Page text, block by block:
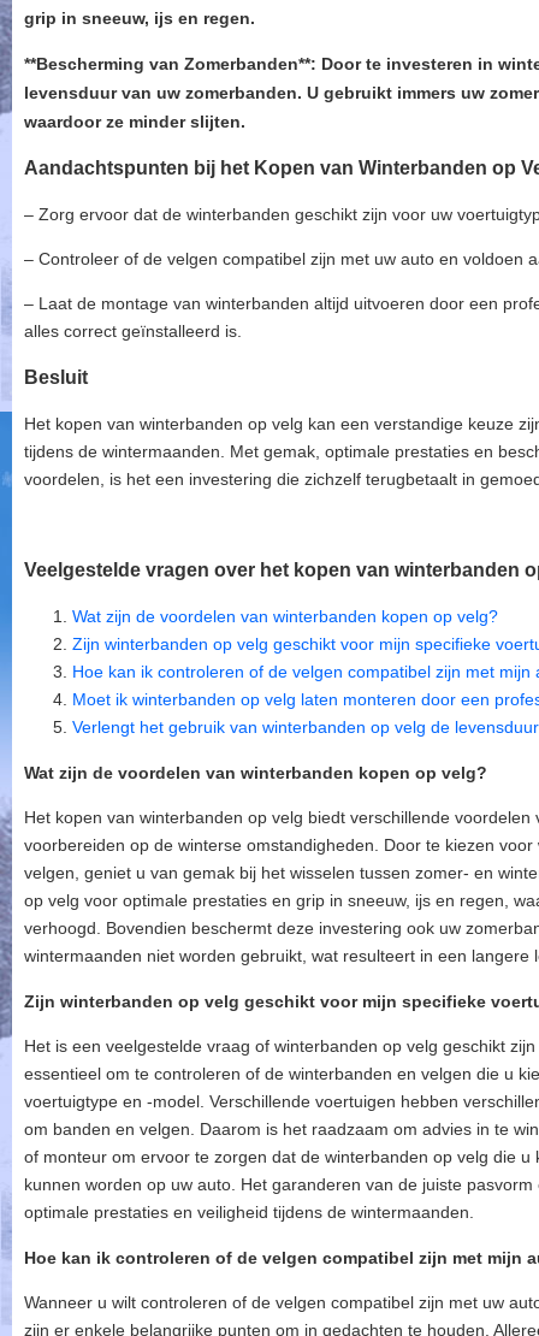
grip in sneeuw, ijs en regen.
**Bescherming van Zomerbanden**: Door te investeren in
levensduur van uw zomerbanden. U gebruikt immers uw
waardoor ze minder slijten.
Aandachtspunten bij het Kopen van Winterbanden op
– Zorg ervoor dat de winterbanden geschikt zijn voor uw
– Controleer of de velgen compatibel zijn met uw auto en voldoen
– Laat de montage van winterbanden altijd uitvoeren door een
alles correct geïnstalleerd is.
Besluit
Het kopen van winterbanden op velg kan een verstandige keuze
tijdens de wintermaanden. Met gemak, optimale prestaties en
voordelen, is het een investering die zichzelf terugbetaalt in
Veelgestelde vragen over het kopen van winterbanden
Wat zijn de voordelen van winterbanden kopen op velg?
Zijn winterbanden op velg geschikt voor mijn specifieke
Hoe kan ik controleren of de velgen compatibel zijn met mijn
Moet ik winterbanden op velg laten monteren door een
Verlengt het gebruik van winterbanden op velg de
Wat zijn de voordelen van winterbanden kopen op velg?
Het kopen van winterbanden op velg biedt verschillende
voorbereiden op de winterse omstandigheden. Door te kiezen
velgen, geniet u van gemak bij het wisselen tussen zomer- en
op velg voor optimale prestaties en grip in sneeuw, ijs en regen,
verhoogd. Bovendien beschermt deze investering ook uw
wintermaanden niet worden gebruikt, wat resulteert in een langere
Zijn winterbanden op velg geschikt voor mijn specifieke
Het is een veelgestelde vraag of winterbanden op velg geschikt
essentieel om te controleren of de winterbanden en velgen die u
voertuigtype en -model. Verschillende voertuigen hebben
om banden en velgen. Daarom is het raadzaam om advies in te
of monteur om ervoor te zorgen dat de winterbanden op velg die
kunnen worden op uw auto. Het garanderen van de juiste
optimale prestaties en veiligheid tijdens de wintermaanden.
Hoe kan ik controleren of de velgen compatibel zijn met mijn
Wanneer u wilt controleren of de velgen compatibel zijn met uw
zijn er enkele belangrijke punten om in gedachten te houden.